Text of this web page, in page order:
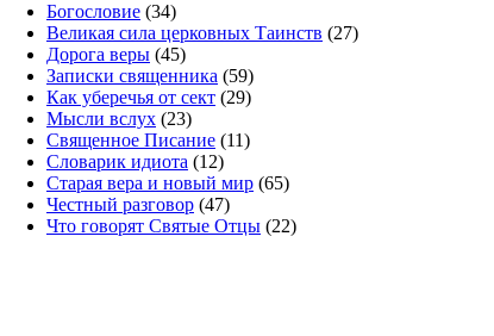
Богословие (34)
Великая сила церковных Таинств (27)
Дорога веры (45)
Записки священника (59)
Как уберечья от сект (29)
Мысли вслух (23)
Священное Писание (11)
Словарик идиота (12)
Старая вера и новый мир (65)
Честный разговор (47)
Что говорят Святые Отцы (22)